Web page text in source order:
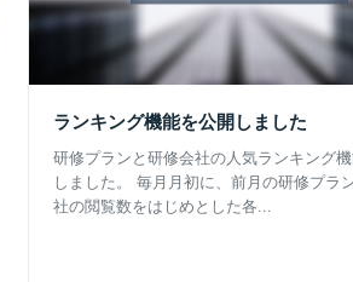
ランキング機能を公開しました
研修プランと研修会社の人気ランキング
しました。 毎月月初に、前月の研修プラ
社の閲覧数をはじめとした各...